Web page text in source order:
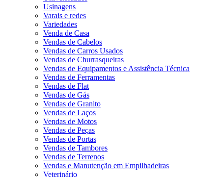
Usinagens
Varais e redes
Variedades
Venda de Casa
Vendas de Cabelos
Vendas de Carros Usados
Vendas de Churrasqueiras
Vendas de Equipamentos e Assistência Técnica
Vendas de Ferramentas
Vendas de Flat
Vendas de Gás
Vendas de Granito
Vendas de Laços
Vendas de Motos
Vendas de Peças
Vendas de Portas
Vendas de Tambores
Vendas de Terrenos
Vendas e Manutenção em Empilhadeiras
Veterinário